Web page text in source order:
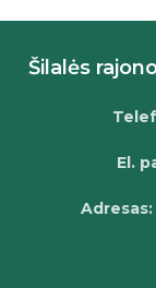
Šilalės
El.
Adresas: